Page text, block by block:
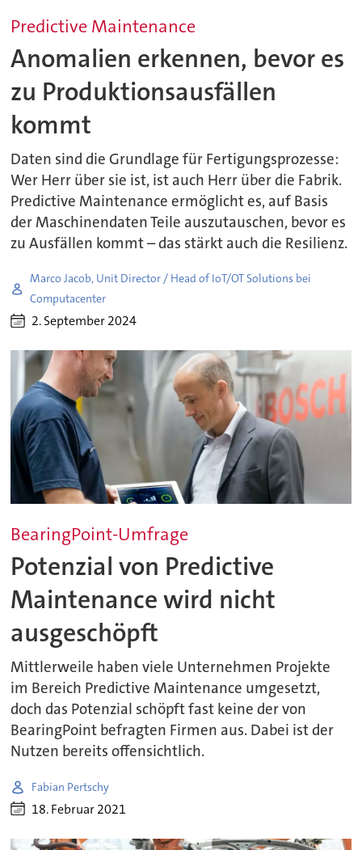
Predictive Maintenance
Anomalien erkennen, bevor es
zu Produktionsausfällen
kommt
Daten sind die Grundlage für Fertigungsprozesse:
Wer Herr über sie ist, ist auch Herr über die Fabrik.
Predictive Maintenance ermöglicht es, auf Basis
der Maschinendaten Teile auszutauschen, bevor es
zu Ausfällen kommt – das stärkt auch die Resilienz.
Marco Jacob, Unit Director / Head of IoT/OT Solutions bei
Computacenter
2. September 2024
BearingPoint-Umfrage
Potenzial von Predictive
Maintenance wird nicht
ausgeschöpft
Mittlerweile haben viele Unternehmen Projekte
im Bereich Predictive Maintenance umgesetzt,
doch das Potenzial schöpft fast keine der von
BearingPoint befragten Firmen aus. Dabei ist der
Nutzen bereits offensichtlich.
Fabian Pertschy
18. Februar 2021